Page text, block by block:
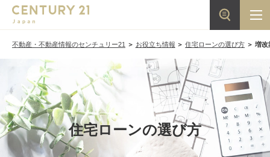
不動産・不動産情報のセンチュリー21 お役立ち情報 住宅ローンの選び方 増改
住宅ローンの選び方